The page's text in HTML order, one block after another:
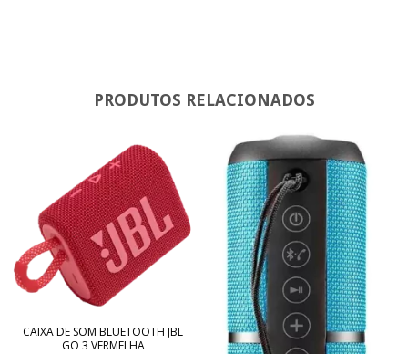
PRODUTOS RELACIONADOS
CAIXA DE SOM BLUETOOTH JBL
GO 3 VERMELHA